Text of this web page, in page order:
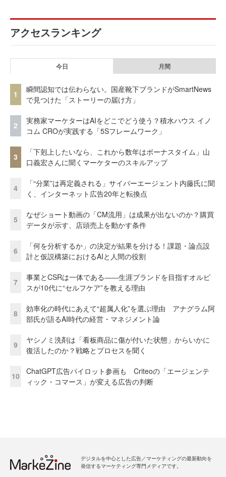
アクセスランキング
今日 月間
1
瞬間認知では伝わらない。国産靴下ブランドがSmartNews
で見つけた「ストーリーの届け方」
2
実務家マーケターはAIをどこでどう使う？積水ハウス イノ
コム CROが実践する「5Sフレームワーク」
3
「下剋上したいなら、これから数年はボーナスタイム」山
口義宏さんに聞くマーケターのスキルアップ
4
「“分業”は再定義される」サイバーエージェント内藤氏に聞
く、インターネット広告20年と転換点
5
なぜショート動画の「CM流用」は成果が出ないのか？購買
データが示す、店頭売上を動かす条件
6
「何を分析するか」の決定が結果を分ける！課題・論点設
計と仮説構築におけるAIと人間の役割
7
事業とCSRは一体である――生涯ブランドを目指すオルビ
スが10代に“セルフケア”を教える理由
8
効率化の時代にあえて“超属人化”を選ぶ理由 アナグラム阿
部氏が語るAI時代の経営・マネジメント論
9
ヤシノミ洗剤は「看板商品に傷が付いた状態」からいかに
復活したのか？戦略とプロセスを聞く
10
ChatGPT広告パイロット参画も Criteoの「エージェンテ
ィック・コマース」が変える広告の判断
デジタルを中心とした広告／マーケティングの最新動向を
発信するマーケティング専門メディアです。